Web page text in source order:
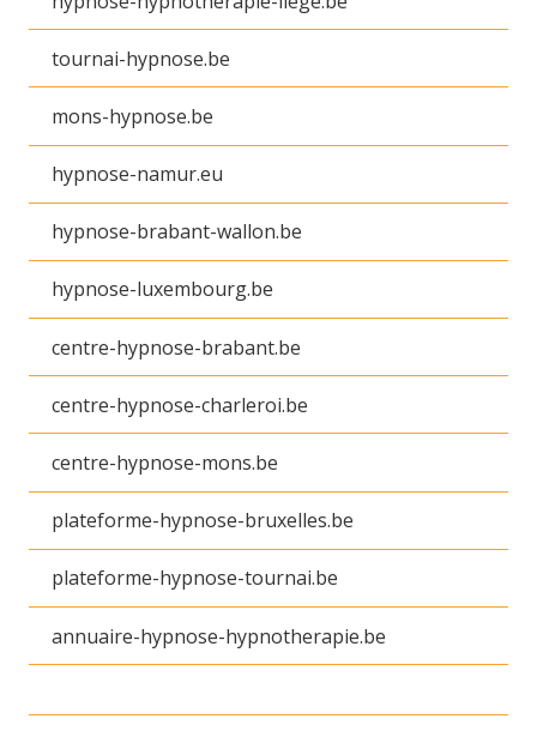
tournai-hypnose.be
mons-hypnose.be
hypnose-namur.eu
hypnose-brabant-wallon.be
hypnose-luxembourg.be
centre-hypnose-brabant.be
centre-hypnose-charleroi.be
centre-hypnose-mons.be
plateforme-hypnose-bruxelles.be
plateforme-hypnose-tournai.be
annuaire-hypnose-hypnotherapie.be